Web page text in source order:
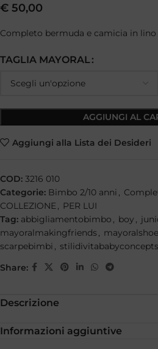
€ 50,00
Completo bermuda e camicia in lino
TAGLIA MAYORAL
AGGIUNGI AL
Aggiungi alla Lista dei Desideri
COD: 3216 010
Categorie: Bimbo 2/10 anni ,
COLLEZIONE, PER LUI
Tag: abbigliamentobimbo , boy ,
mayoralmakingfriends ,
scarpebimbi ,
Share:
Descrizione
Informazioni aggiuntive